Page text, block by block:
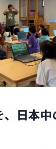
、日本